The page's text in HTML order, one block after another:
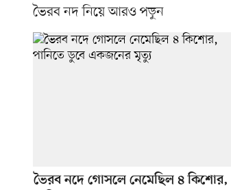
ভৈরব নদ নিয়ে আরও পড়ুন
ভৈরব নদে গোসলে নেমেছিল ৪ কিশোর,